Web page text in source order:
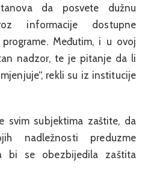
da posvete dužnu
informacije dostupne
Međutim, i u ovoj
nadzor, te je pitanje da li
rekli su iz institucije
svim subjektima zaštite, da
nadležnosti preduzme
bi se obezbijedila zaštita